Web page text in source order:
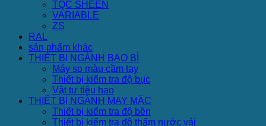
TQC SHEEN
VARIABLE
ZS
RAL
sản phẩm khác
THIẾT BỊ NGÀNH BAO BÌ
Máy so màu cầm tay
Thiết bị kiểm tra độ bục
Vật tư tiêu hao
THIẾT BỊ NGÀNH MAY MẶC
Thiết bị kiểm tra độ bền
Thiết bị kiểm tra độ thấm nước vải